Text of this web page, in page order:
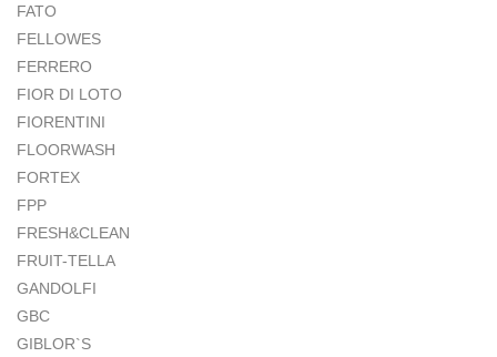
FATO
FELLOWES
FERRERO
FIOR DI LOTO
FIORENTINI
FLOORWASH
FORTEX
FPP
FRESH&CLEAN
FRUIT-TELLA
GANDOLFI
GBC
GIBLOR`S